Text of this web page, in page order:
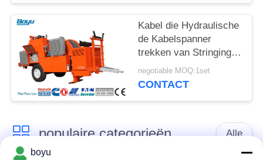
Kabel die Hydraulische
de Kabelspanner
trekken van Stringing
Equipment Hydraulic
van de Spannerleider
negotiable MOQ:1set
CONTACT
populaire categorieën Alle
boyu